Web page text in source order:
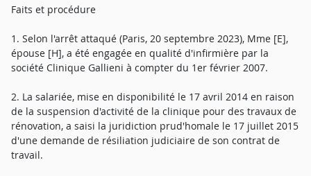
Faits et procédure
1. Selon l'arrêt attaqué (Paris, 20 septembre 2023), Mme [E],
épouse [H], a été engagée en qualité d'infirmière par la
société Clinique Gallieni à compter du 1er février 2007.
2. La salariée, mise en disponibilité le 17 avril 2014 en raison
de la suspension d'activité de la clinique pour des travaux de
rénovation, a saisi la juridiction prud'homale le 17 juillet 2015
d'une demande de résiliation judiciaire de son contrat de
travail.